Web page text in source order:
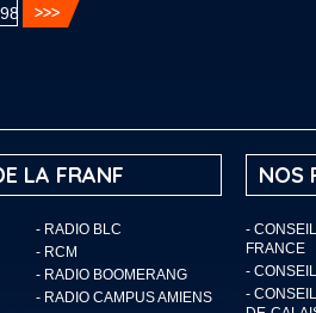
LA FRANF
- RADIO BLC
- RCM
- RADIO BOOMERANG
- RADIO CAMPUS AMIENS
NOS
-
FRANCE
-
-